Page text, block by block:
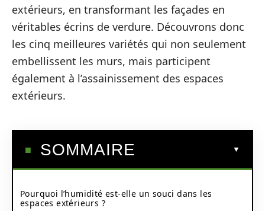
extérieurs, en transformant les façades en
véritables écrins de verdure. Découvrons donc
les cinq meilleures variétés qui non seulement
embellissent les murs, mais participent
également à l’assainissement des espaces
extérieurs.
SOMMAIRE
Pourquoi l’humidité est-elle un souci dans les
espaces extérieurs ?